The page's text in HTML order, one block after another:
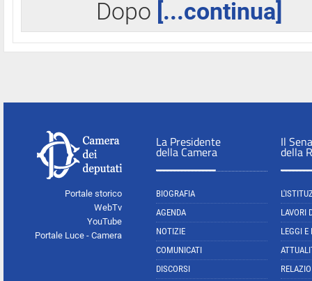
Dopo [...continua]
Portale storico
WebTv
YouTube
Portale Luce - Camera
La Presidente
della Camera
BIOGRAFIA
AGENDA
NOTIZIE
COMUNICATI
DISCORSI
Il
della
LAVORI
LEGGI E